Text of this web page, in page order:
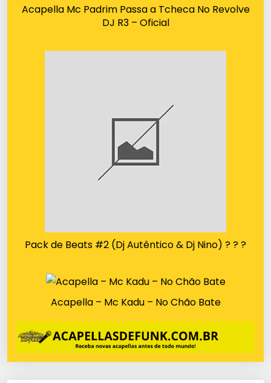
Acapella Mc Padrim Passa a Tcheca No Revolve
DJ R3 – Oficial
Pack de Beats #2 (Dj Autêntico & Dj Nino) ? ? ?
Acapella – Mc Kadu – No Chão Bate